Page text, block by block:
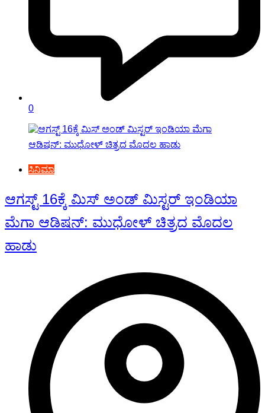
0
ಸಿನಿಮಾ
ಆಗಸ್ಟ್ 16ಕ್ಕೆ ಮಿಸ್ ಅಂಡ್ ಮಿಸ್ಟರ್ ಇಂಡಿಯಾ
ಮೆಗಾ ಆಡಿಷನ್: ಮುಧೋಳ್ ಚಿತ್ರದ ಮೊದಲ
ಹಾಡು